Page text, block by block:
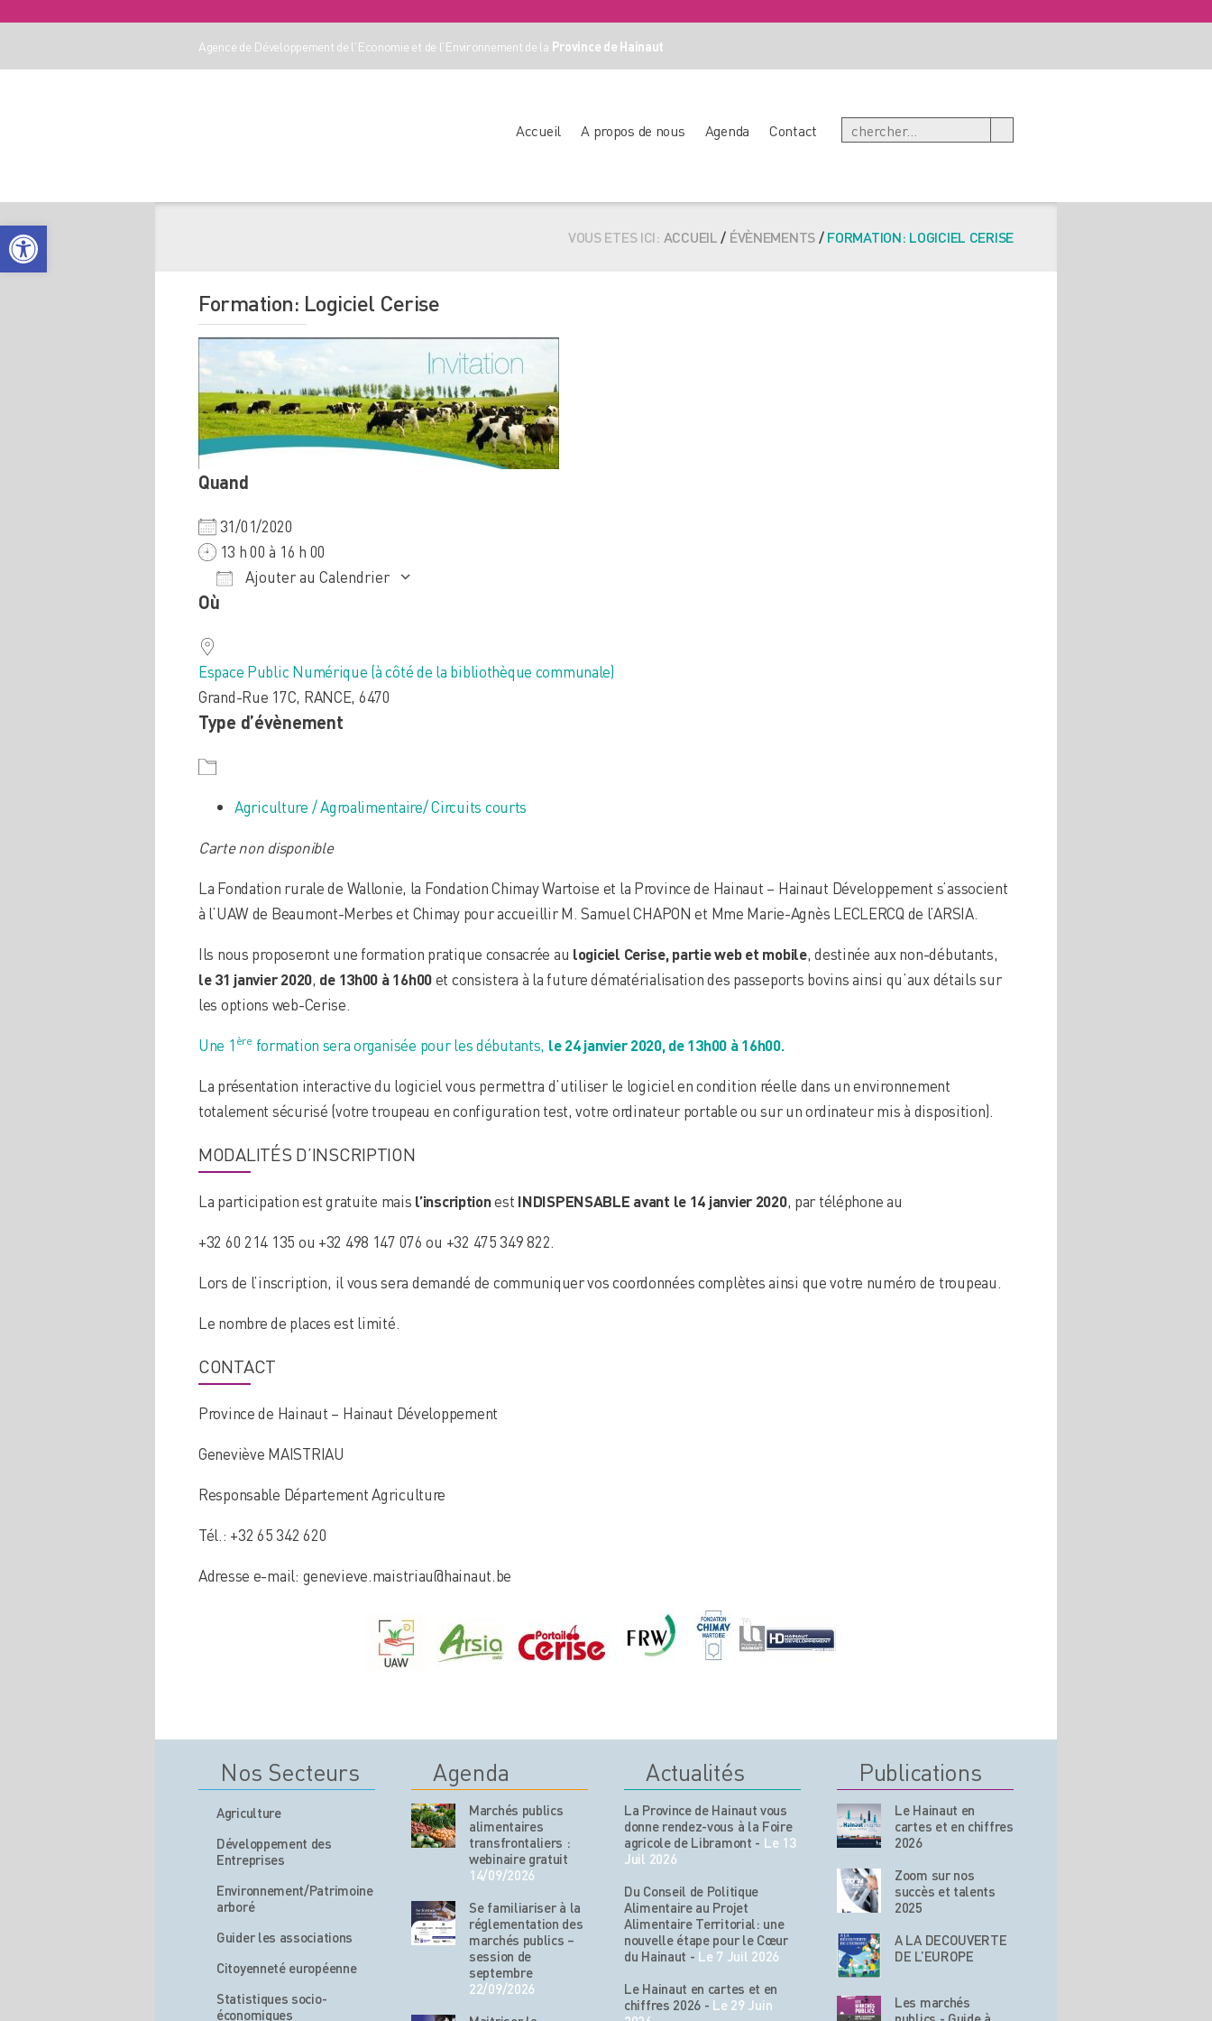
Agence de Développement de l'Economie et de l'Environnement de la Province de Hainaut
Accueil A propos de nous Agenda Contact
VOUS ETES ICI: ACCUEIL/ ÉVÈNEMENTS/FORMATION: LOGICIEL CERISE
Formation: Logiciel Cerise
Quand
31/01/2020
13 h 00 à 16 h 00
Ajouter au Calendrier
Où
Espace Public Numérique (à côté de la bibliothèque communale)
Grand-Rue 17C, RANCE, 6470
Type d’évènement
Agriculture / Agroalimentaire/ Circuits courts
Carte non disponible
La Fondation rurale de Wallonie, la Fondation Chimay Wartoise et la Province de Hainaut – Hainaut Développement s’associent
à l’UAW de Beaumont-Merbes et Chimay pour accueillir M. Samuel CHAPON et Mme Marie-Agnès LECLERCQ de l’ARSIA.
Ils nous proposeront une formation pratique consacrée au logiciel Cerise, partie web et mobile, destinée aux non-débutants,
le 31 janvier 2020, de 13h00 à 16h00et consistera à la future dématérialisation des passeports bovins ainsi qu’aux détails sur
les options web-Cerise.
Une 1 ère formation sera organisée pour les débutants, le 24 janvier 2020, de 13h00 à 16h00.
La présentation interactive du logiciel vous permettra d’utiliser le logiciel en condition réelle dans un environnement
totalement sécurisé (votre troupeau en configuration test, votre ordinateur portable ou sur un ordinateur mis à disposition).
MODALITÉS D’INSCRIPTION
La participation est gratuite mais l’inscriptionest INDISPENSABLE avant le 14 janvier 2020, par téléphone au
+32 60 214 135 ou +32 498 147 076 ou +32 475 349 822.
Lors de l’inscription, il vous sera demandé de communiquer vos coordonnées complètes ainsi que votre numéro de troupeau.
Le nombre de places est limité.
CONTACT
Province de Hainaut – Hainaut Développement
Geneviève MAISTRIAU
Responsable Département Agriculture
Tél.: +32 65 342 620
Adresse e-mail: genevieve.maistriau@hainaut.be
Nos Secteurs
Agriculture
Développement des
Entreprises
Environnement/Patrimoine
arboré
Guider les associations
Citoyenneté européenne
Statistiques socio-
économiques
Agenda
Marchés publics
alimentaires
transfrontaliers :
webinaire gratuit
14/09/2026
Se familiariser à la
réglementation des
marchés publics –
session de
septembre
22/09/2026
Actualités
La Province de Hainaut vous
donne rendez-vous à la Foire
agricole de Libramont - Le 13
Juil 2026
Du Conseil de Politique
Alimentaire au Projet
Alimentaire Territorial: une
nouvelle étape pour le Cœur
du Hainaut - Le 7 Juil 2026
Le Hainaut en cartes et en
chiffres 2026 - Le 29 Juin
Publications
Le Hainaut en
cartes et en chiffres
2026
Zoom sur nos
succès et talents
2025
A LA DECOUVERTE
DE L’EUROPE
Les marchés
Ouvrir la barre d’outils